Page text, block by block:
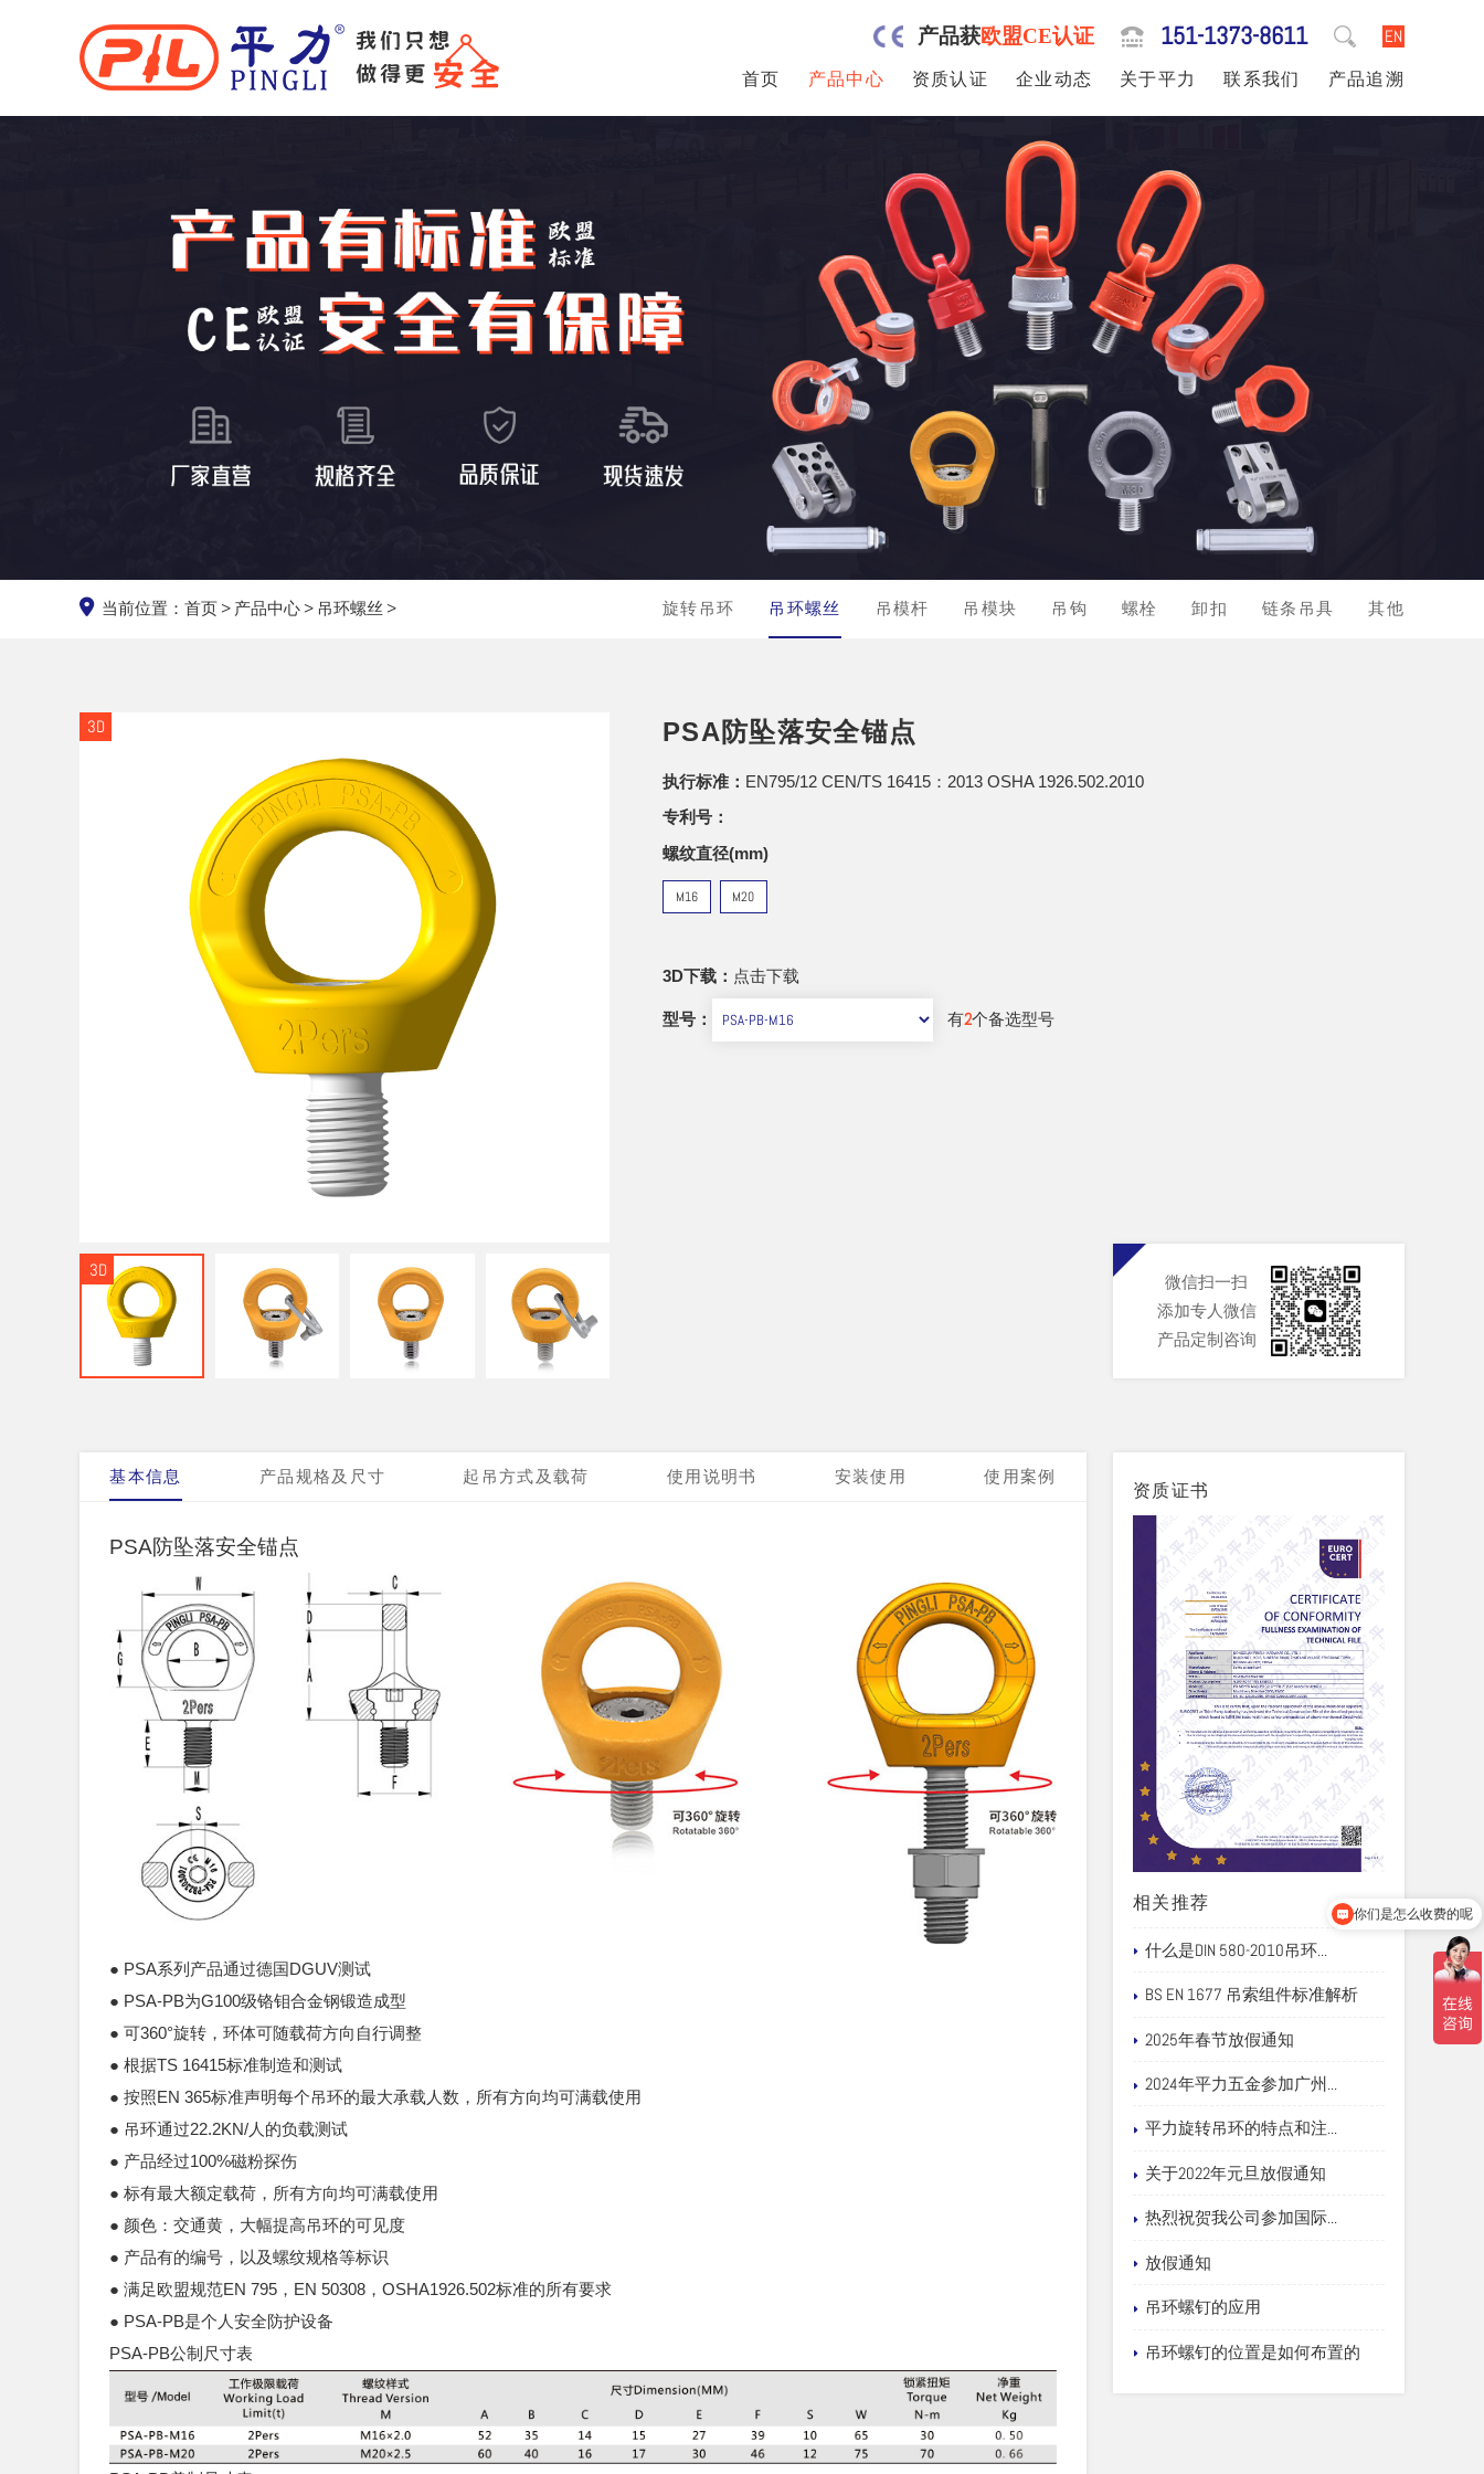
产品获欧盟CE认证 151-1373-8611 EN
首页 产品中心 资质认证 企业动态 关于平力 联系我们 产品追溯
当前位置： 首页> 产品中心> 吊环螺丝 > 旋转吊环 吊环螺丝 吊模杆 吊模块 吊钩 螺栓 卸扣 链条吊具 其他
3D
3D
PSA防坠落安全锚点
执行标准： EN795/12 CEN/TS 16415：2013 OSHA 1926.502.2010
专利号：
螺纹直径(mm)
M16 M20
3D下载： 点击下载
型号： 有2个备选型号
微信扫一扫
添加专人微信
产品定制咨询
基本信息 产品规格及尺寸 起吊方式及载荷 使用说明书 安装使用 使用案例
PSA防坠落安全锚点
● PSA系列产品通过德国DGUV测试
● PSA-PB为G100级铬钼合金钢锻造成型
● 可360°旋转，环体可随载荷方向自行调整
● 根据TS 16415标准制造和测试
● 按照EN 365标准声明每个吊环的最大承载人数，所有方向均可满载使用
● 吊环通过22.2KN/人的负载测试
● 产品经过100%磁粉探伤
● 标有最大额定载荷，所有方向均可满载使用
● 颜色：交通黄，大幅提高吊环的可见度
● 产品有的编号，以及螺纹规格等标识
● 满足欧盟规范EN 795，EN 50308，OSHA1926.502标准的所有要求
● PSA-PB是个人安全防护设备
PSA-PB公制尺寸表
PSA防坠落安全锚点 产品规格及尺寸
资质证书
相关推荐
什么是DIN 580-2010吊环...
BS EN 1677 吊索组件标准解析
2025年春节放假通知
2024年平力五金参加广州...
平力旋转吊环的特点和注...
关于2022年元旦放假通知
热烈祝贺我公司参加国际...
放假通知
吊环螺钉的应用
吊环螺钉的位置是如何布置的
你们是怎么收费的呢
你们的产品有重量保证吗